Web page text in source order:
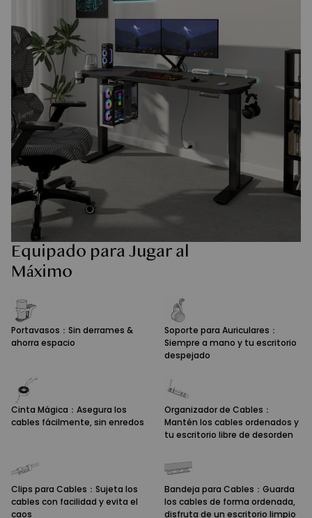
Equipado para Jugar al
Máximo
Portavasos：Sin derrames &
ahorra espacio
Soporte para Auriculares：
Siempre a mano y tu escritorio
despejado
Cinta Mágica：Asegura los
cables fácilmente, sin enredos
Organizador de Cables：
Mantén los cables ordenados y
tu escritorio libre de desorden
Clips para Cables：Sujeta los
cables con facilidad y evita el
caos
Bandeja para Cables：Guarda
los cables de forma ordenada,
disfruta de un escritorio limpio